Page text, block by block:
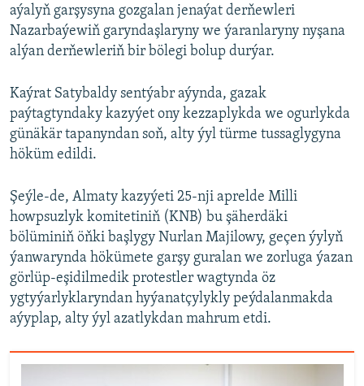
aýalyň garşysyna gozgalan jenaýat derňewleri
Nazarbaýewiň garyndaşlaryny we ýaranlaryny nyşana
alýan derňewleriň bir bölegi bolup durýar.
Kaýrat Satybaldy sentýabr aýynda, gazak
paýtagtyndaky kazyýet ony kezzaplykda we ogurlykda
günäkär tapanyndan soň, alty ýyl türme tussaglygyna
höküm edildi.
Şeýle-de, Almaty kazyýeti 25-nji aprelde Milli
howpsuzlyk komitetiniň (KNB) bu şäherdäki
bölüminiň öňki başlygy Nurlan Majilowy, geçen ýylyň
ýanwarynda hökümete garşy guralan we zorluga ýazan
görlüp-eşidilmedik protestler wagtynda öz
ygtyýarlyklaryndan hyýanatçylykly peýdalanmakda
aýyplap, alty ýyl azatlykdan mahrum etdi.